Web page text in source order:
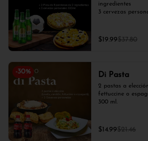
ingredientes
3 cervezas
$19.99$37.80
-30% Di Pasta
2 pastas a
fettuccine o
300 ml.
$14.99$21.46